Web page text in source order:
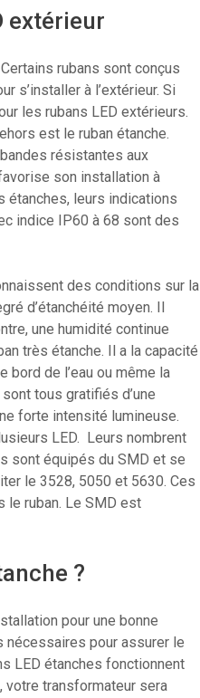
extérieur
rubans sont conçus
s’installer à l’extérieur. Si
les rubans LED extérieurs.
est le ruban étanche.
résistantes aux
son installation à
étanches, leurs indications
indice IP60 à 68 sont des
des conditions sur la
d’étanchéité moyen. Il
une humidité continue
très étanche. Il a la capacité
bord de l’eau ou même la
tous gratifiés d’une
forte intensité lumineuse.
LED. Leurs nombrent
sont équipés du SMD et se
le 3528, 5050 et 5630. Ces
ruban. Le SMD est
?
pour une bonne
nécessaires pour assurer le
LED étanches fonctionnent
votre transformateur sera